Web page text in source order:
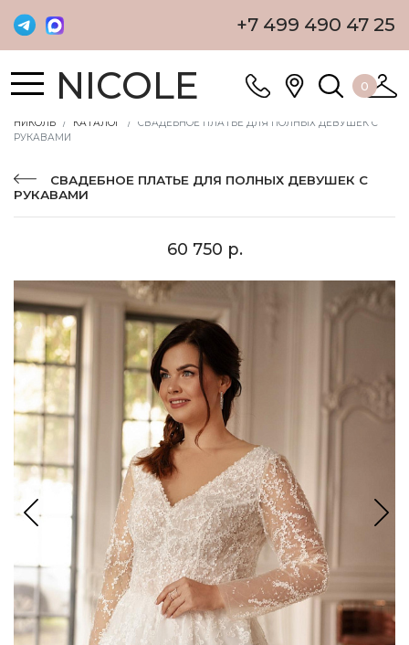
+7 499 490 47 25
NICOLE 0
НИКОЛЬ КАТАЛОГ
СВАДЕБНОЕ ПЛАТЬЕ ДЛЯ ПОЛНЫХ ДЕВУШЕК С
РУКАВАМИ
СВАДЕБНОЕ ПЛАТЬЕ ДЛЯ ПОЛНЫХ ДЕВУШЕК С
РУКАВАМИ
60 750 р.